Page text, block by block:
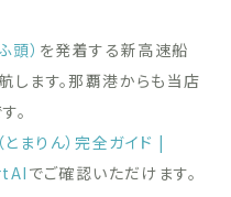
頭） を発着する新高速船
します。那覇港からも当店
。
とまりん）完全ガイド |
でご確認いただけます。